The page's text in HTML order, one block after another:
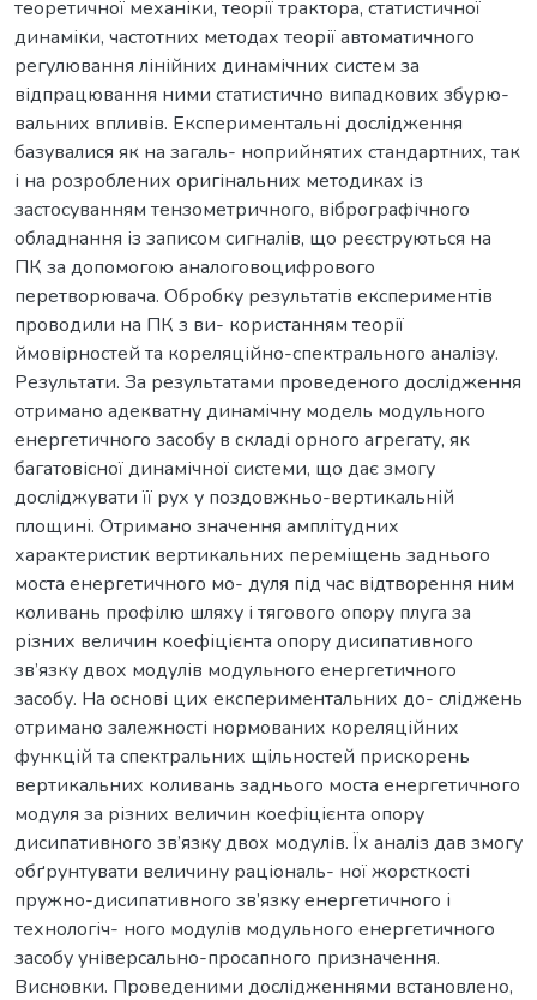
теоретичної механіки, теорії трактора, статистичної
динаміки, частотних методах теорії автоматичного
регулювання лінійних динамічних систем за
відпрацювання ними статистично випадкових збурю-
вальних впливів. Експериментальні дослідження
базувалися як на загаль- ноприйнятих стандартних, так
і на розроблених оригінальних методиках із
застосуванням тензометричного, вібрографічного
обладнання із записом сигналів, що реєструються на
ПК за допомогою аналоговоцифрового
перетворювача. Обробку результатів експериментів
проводили на ПК з ви- користанням теорії
ймовірностей та кореляційно-спектрального аналізу.
Результати. За результатами проведеного дослідження
отримано адекватну динамічну модель модульного
енергетичного засобу в складі орного агрегату, як
багатовісної динамічної системи, що дає змогу
досліджувати її рух у поздовжньо-вертикальній
площині. Отримано значення амплітудних
характеристик вертикальних переміщень заднього
моста енергетичного мо- дуля під час відтворення ним
коливань профілю шляху і тягового опору плуга за
різних величин коефіцієнта опору дисипативного
зв’язку двох модулів модульного енергетичного
засобу. На основі цих експериментальних до- сліджень
отримано залежності нормованих кореляційних
функцій та спектральних щільностей прискорень
вертикальних коливань заднього моста енергетичного
модуля за різних величин коефіцієнта опору
дисипативного зв’язку двох модулів. Їх аналіз дав змогу
обґрунтувати величину раціональ- ної жорсткості
пружно-дисипативного зв’язку енергетичного і
технологіч- ного модулів модульного енергетичного
засобу універсально-просапного призначення.
Висновки. Проведеними дослідженнями встановлено,